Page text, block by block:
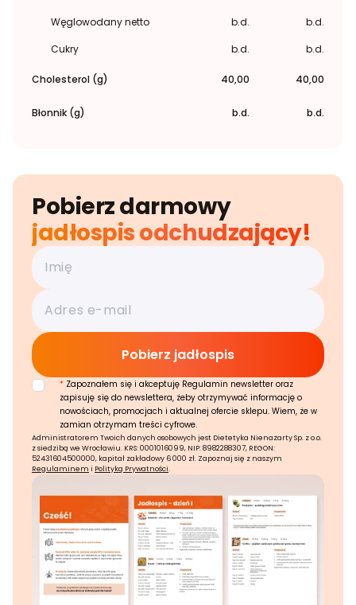
Węglowodany netto b.d.
b.d.
Cukry
b.d. b.d.
Cholesterol (g) 40,00 40,00
Błonnik (g) b.d. b.d.
Pobierz darmowy
jadłospis odchudzający!
* Zapoznałem się i akceptuję Regulamin newsletter oraz
zapisuję się do newslettera, żeby otrzymywać informację o
nowościach, promocjach i aktualnej ofercie sklepu. Wiem, że w
zamian otrzymam treści cyfrowe.
Administratorem Twoich danych osobowych jest Dietetyka Nienażarty Sp. z o.o.
z siedzibą we Wrocławiu. KRS: 0001016099, NIP: 8982288307, REGON:
52431604500000, kapitał zakładowy 6 000 zł. Zapoznaj się z naszym
Regulaminem i Polityką Prywatności.